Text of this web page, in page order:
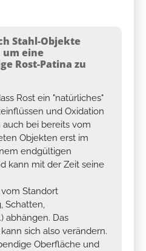
Stahl-Objekte
um eine
Rost-Patina zu
Rost ein "natürliches"
und Oxidation
auch bei bereits vom
Objekten erst im
endgültigen
kann mit der Zeit seine
Standort
Schatten,
abhängen. Das
sich also verändern.
Oberfläche und